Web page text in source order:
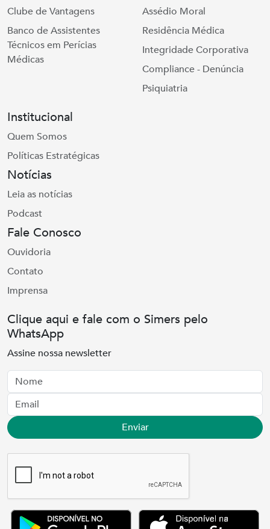
Clube de Vantagens
Banco de Assistentes
Técnicos em Perícias
Médicas
Assédio Moral
Residência Médica
Integridade Corporativa
Compliance - Denúncia
Psiquiatria
Institucional
Quem Somos
Políticas Estratégicas
Notícias
Leia as notícias
Podcast
Fale Conosco
Ouvidoria
Contato
Imprensa
Clique aqui e fale com o Simers pelo
WhatsApp
Assine nossa newsletter
Nome
Email
Enviar